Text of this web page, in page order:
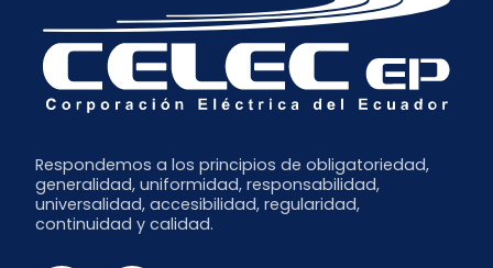
Respondemos a los principios de obligatoriedad,
generalidad, uniformidad, responsabilidad,
universalidad, accesibilidad, regularidad,
continuidad y calidad.